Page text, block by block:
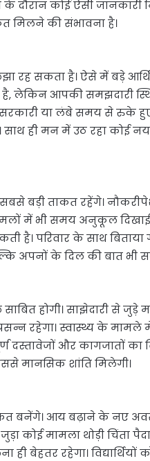
के दौरान कोई ऐसी
मिलने की संभावना है।
सकता है। ऐसे में बड़े
लेकिन आपकी समझदारी
या लंबे समय से रुके हुए
ही मन में उठ रहा कोई
बड़ी ताकत रहेंगे।
में भी समय अनुकूल दिखाई
परिवार के साथ बिताया
अपनों के दिल की बात भी
होगी। साझेदारी से
रहेगा। स्वास्थ्य के मामले
दस्तावेजों और कागजातों का
मानसिक शांति मिलेगी।
बनेंगे। आय बढ़ाने के नए
कोई मामला थोड़ी चिंता
रहेगा। विद्यार्थियों